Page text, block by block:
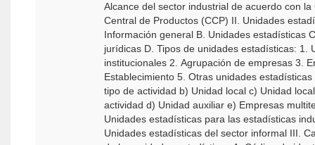
Alcance del sector industrial de acuerdo con la
Central de Productos (CCP) II. Unidades estadísticas A.
Información general B. Unidades estadísticas C. Entidades
jurídicas D. Tipos de unidades estadísticas: 1.
institucionales 2. Agrupación de empresas 3.
Establecimiento 5. Otras unidades
tipo de actividad b) Unidad local c) Unidad
actividad d) Unidad auxiliar e) Empresas multiterritoriales E.
Unidades estadísticas para las estadísticas
Unidades estadísticas del sector informal III. Características